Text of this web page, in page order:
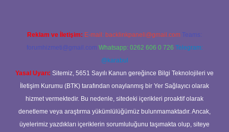
Reklam ve İletişim: E-mail: backlinkpaneli@gmail.com Teams:
forumhizmeti@gmail.com Whatsapp: 0262 606 0 726 Telegram:
@karabul
Yasal Uyarı: Sitemiz, 5651 Sayılı Kanun gereğince Bilgi Teknolojileri ve
İletişim Kurumu (BTK) tarafından onaylanmış bir Yer Sağlayıcı olarak
hizmet vermektedir. Bu nedenle, sitedeki içerikleri proaktif olarak
denetleme veya araştırma yükümlülüğümüz bulunmamaktadır. Ancak,
üyelerimiz yazdıkları içeriklerin sorumluluğunu taşımakta olup, siteye